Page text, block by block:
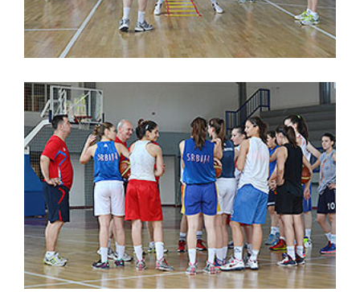
Košarkaška kadetska reprezentacija
Srbije
Banja Koviljača
,
hotel